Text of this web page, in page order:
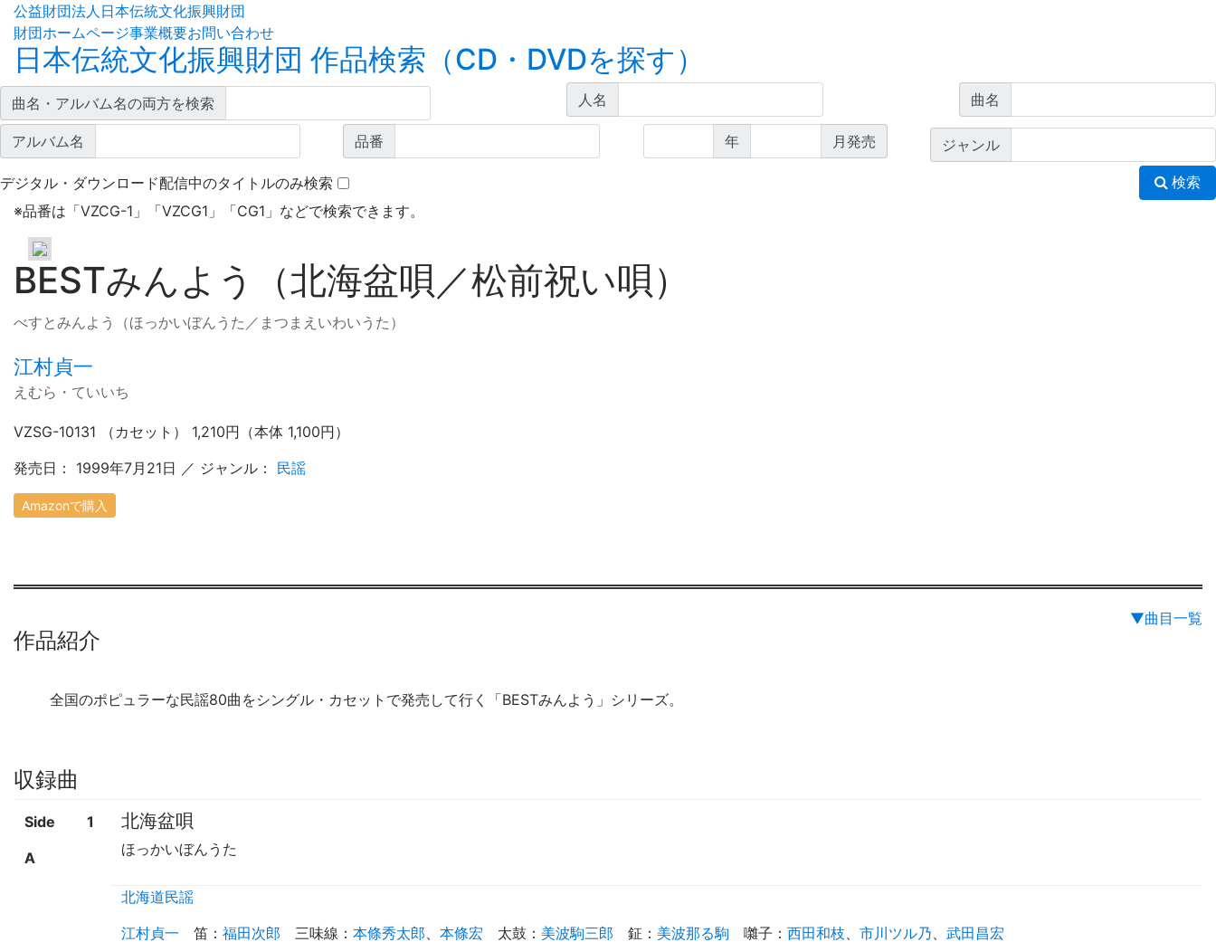
公益財団法人日本伝統文化振興財団
財団ホームページ事業概要お問い合わせ
日本伝統文化振興財団 作品検索（CD・DVDを探す）
曲名・アルバム名の両方を検索 人名 曲名
アルバム名 品番 年 月発売 ジャンル
デジタル・ダウンロード配信中のタイトルのみ検索 検索
※品番は「VZCG-1」「VZCG1」「CG1」などで検索できます。
BESTみんよう（北海盆唄／松前祝い唄）
べすとみんよう（ほっかいぼんうた／まつまえいわいうた）
江村貞一
えむら・ていいち
VZSG-10131 （カセット） 1,210円（本体 1,100円）
発売日： 1999年7月21日 ／ ジャンル： 民謡
Amazonで購入
▼曲目一覧
作品紹介
全国のポピュラーな民謡80曲をシングル・カセットで発売して行く「BESTみんよう」シリーズ。
収録曲
Side
A
1 北海盆唄
ほっかいぼんうた
北海道民謡
江村貞一
笛 ： 福田次郎 三味線 ： 本條秀太郎 本條宏 太鼓 ： 美波駒三郎 鉦 ： 美波那る駒 囃子 ： 西田和枝 市川ツル乃 武田昌宏